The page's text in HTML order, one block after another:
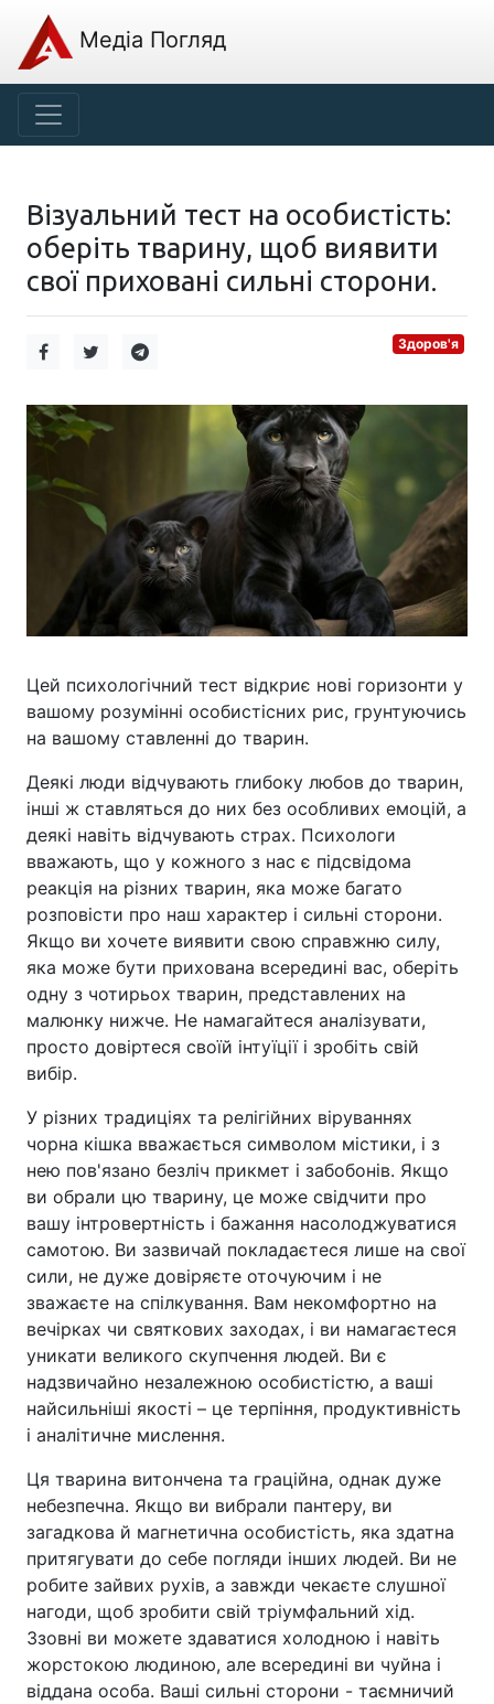
Медіа Погляд
Візуальний тест на особистість:
оберіть тварину, щоб виявити
свої приховані сильні сторони.
Здоров'я
Цей психологічний тест відкриє нові горизонти у
вашому розумінні особистісних рис, грунтуючись
на вашому ставленні до тварин.
Деякі люди відчувають глибоку любов до тварин,
інші ж ставляться до них без особливих емоцій, а
деякі навіть відчувають страх. Психологи
вважають, що у кожного з нас є підсвідома
реакція на різних тварин, яка може багато
розповісти про наш характер і сильні сторони.
Якщо ви хочете виявити свою справжню силу,
яка може бути прихована всередині вас, оберіть
одну з чотирьох тварин, представлених на
малюнку нижче. Не намагайтеся аналізувати,
просто довіртеся своїй інтуїції і зробіть свій
вибір.
У різних традиціях та релігійних віруваннях
чорна кішка вважається символом містики, і з
нею пов'язано безліч прикмет і забобонів. Якщо
ви обрали цю тварину, це може свідчити про
вашу інтровертність і бажання насолоджуватися
самотою. Ви зазвичай покладаєтеся лише на свої
сили, не дуже довіряєте оточуючим і не
зважаєте на спілкування. Вам некомфортно на
вечірках чи святкових заходах, і ви намагаєтеся
уникати великого скупчення людей. Ви є
надзвичайно незалежною особистістю, а ваші
найсильніші якості – це терпіння, продуктивність
і аналітичне мислення.
Ця тварина витончена та граційна, однак дуже
небезпечна. Якщо ви вибрали пантеру, ви
загадкова й магнетична особистість, яка здатна
притягувати до себе погляди інших людей. Ви не
робите зайвих рухів, а завжди чекаєте слушної
нагоди, щоб зробити свій тріумфальний хід.
Ззовні ви можете здаватися холодною і навіть
жорстокою людиною, але всередині ви чуйна і
віддана особа. Ваші сильні сторони - таємничий